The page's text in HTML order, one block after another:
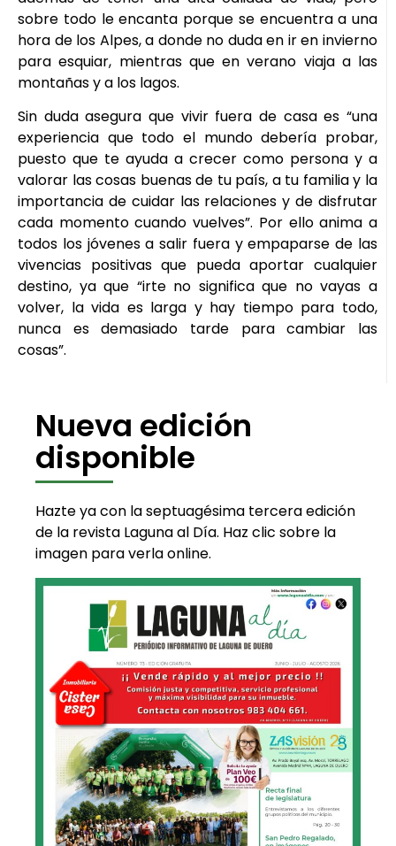
sobre todo le encanta porque se encuentra a una
hora de los Alpes, a donde no duda en ir en invierno
para esquiar, mientras que en verano viaja a las
montañas y a los lagos.
Sin duda asegura que vivir fuera de casa es “una
experiencia que todo el mundo debería probar,
puesto que te ayuda a crecer como persona y a
valorar las cosas buenas de tu país, a tu familia y la
importancia de cuidar las relaciones y de disfrutar
cada momento cuando vuelves”. Por ello anima a
todos los jóvenes a salir fuera y empaparse de las
vivencias positivas que pueda aportar cualquier
destino, ya que “irte no significa que no vayas a
volver, la vida es larga y hay tiempo para todo,
nunca es demasiado tarde para cambiar las
cosas”.
Nueva edición
disponible
Hazte ya con la septuagésima tercera edición
de la revista Laguna al Día. Haz clic sobre la
imagen para verla online.